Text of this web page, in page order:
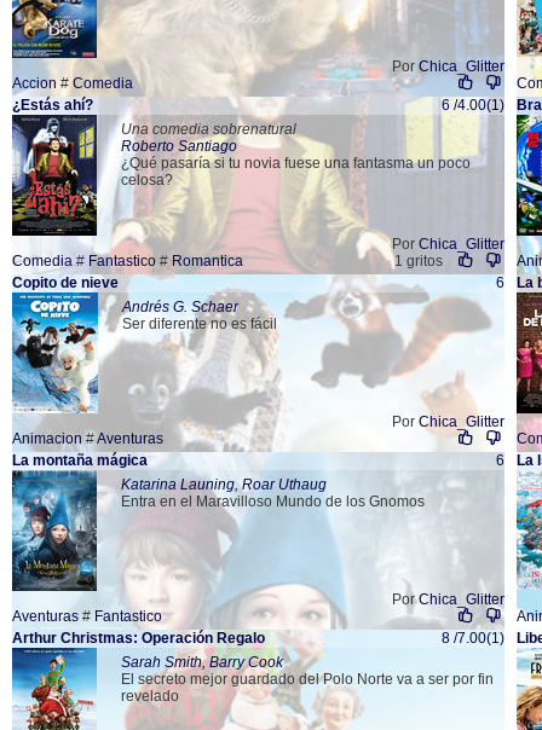
Por Chica_Glitter
Accion # Comedia
¿Estás ahí?
6 /4.00(1)
Una comedia sobrenatural
Roberto Santiago
¿Qué pasaría si tu novia fuese una fantasma un poco
celosa?
Por Chica_Glitter
Comedia # Fantastico # Romantica
1 gritos
Copito de nieve
6
Andrés G. Schaer
Ser diferente no es fácil
Por Chica_Glitter
Animacion#Aventuras
La montaña mágica
6
Katarina Launing, Roar Uthaug
Entra en el Maravilloso Mundo de los Gnomos
PorChica_Glitter
Aventuras # Fantastico
Arthur Christmas: Operación Regalo
8 /7.00(1)
Sarah Smith, Barry Cook
El secreto mejor guardado del Polo Norte va a ser por fin
revelado
La
La